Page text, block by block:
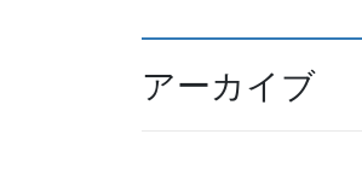
アーカイブ